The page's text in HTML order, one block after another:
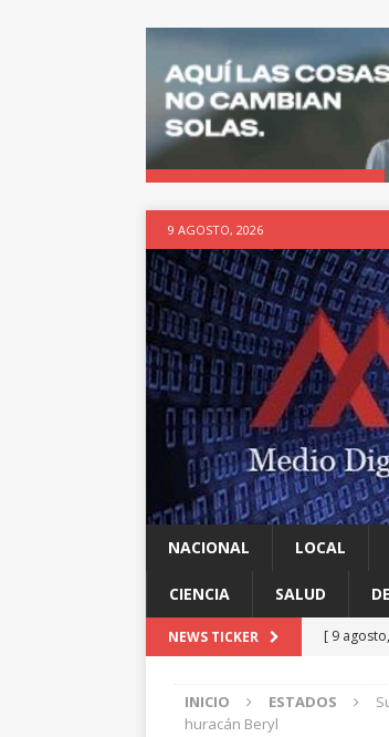
9 AGOSTO, 2026
NACIONAL LOCAL
CIENCIA SALUD
NEWS TICKER [ 9
[ 9
INICIO ESTADOS
huracán Beryl